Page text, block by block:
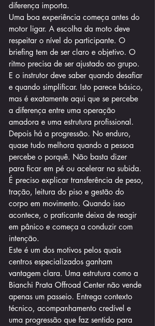
diferença importa.
Uma boa experiência começa antes do
motor ligar. A escolha da moto deve
respeitar o nível do participante. O
briefing tem de ser claro e objetivo. O
ritmo precisa de ser ajustado ao grupo.
E o instrutor deve saber quando desafiar
e quando simplificar. Isto parece básico,
mas é exatamente aqui que se percebe
a diferença entre uma operação
amadora e uma estrutura profissional.
Depois há a progressão. No enduro,
quase tudo melhora quando a pessoa
percebe o porquê. Não basta dizer
para ficar em pé ou acelerar na subida.
É preciso explicar transferência de peso,
tração, leitura do piso e gestão do
corpo em movimento. Quando isso
acontece, o praticante deixa de reagir
em pânico e começa a conduzir com
intenção.
Este é um dos motivos pelos quais
centros especializados ganham
vantagem clara. Uma estrutura como a
Bianchi Prata Offroad Center não vende
apenas um passeio. Entrega contexto
técnico, acompanhamento credível e
uma progressão que faz sentido para